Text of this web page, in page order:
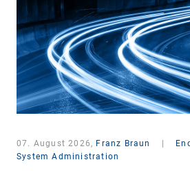
07. August 2026, Franz Braun
System Administration